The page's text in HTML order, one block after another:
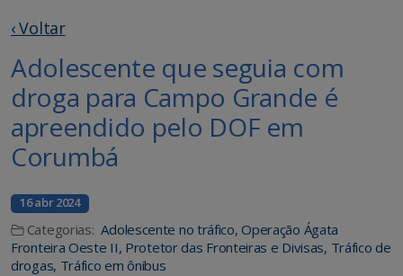
‹ Voltar
Adolescente que seguia com
droga para Campo Grande é
apreendido pelo DOF em
Corumbá
16 abr 2024
Categorias: Adolescente no tráfico, Operação Ágata
Fronteira Oeste II, Protetor das Fronteiras e Divisas, Tráfico de
drogas, Tráfico em ônibus